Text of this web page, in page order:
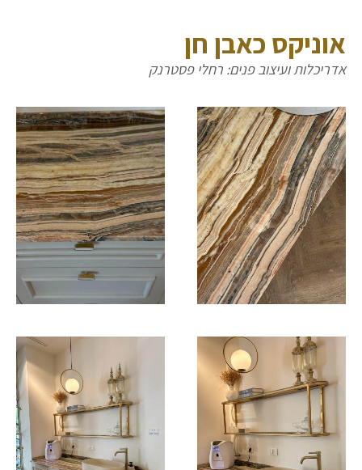
אוניקס כאבן חן
אדריכלות ועיצוב פנים: רחלי פסטרנק